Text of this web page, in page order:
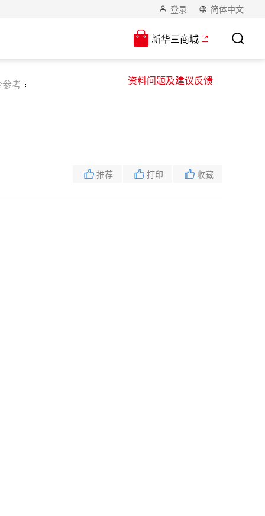
登录 简体中文
新华三商城
资料问题及建议反馈
考
收藏
打印
推荐